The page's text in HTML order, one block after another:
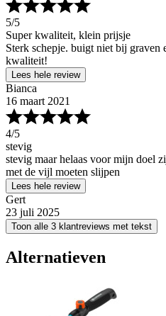
5/5
Super kwaliteit, klein prijsje
Sterk schepje. buigt niet bij graven
kwaliteit!
Lees hele review
Bianca
16 maart 2021
4/5
stevig
stevig maar helaas voor mijn doel
met de vijl moeten slijpen
Lees hele review
Gert
23 juli 2025
Toon alle 3 klantreviews met tekst
Alternatieven